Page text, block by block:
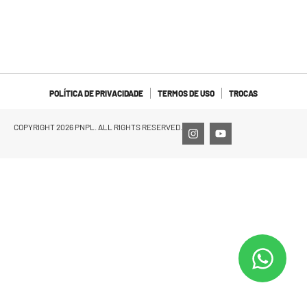
POLÍTICA DE PRIVACIDADE TERMOS DE USO TROCAS
COPYRIGHT 2026 PNPL. ALL RIGHTS RESERVED.